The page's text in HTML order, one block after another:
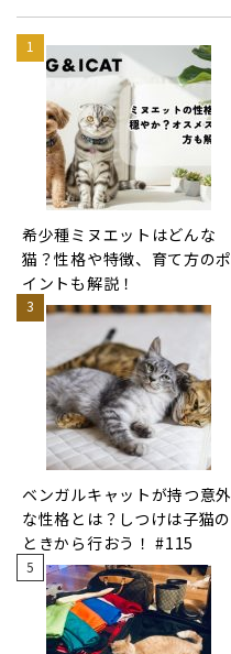
希少種ミヌエットはどんな
猫？性格や特徴、育て方のポ
イントも解説！
ベンガルキャットが持つ意外
な性格とは？しつけは子猫の
ときから行おう！ #115